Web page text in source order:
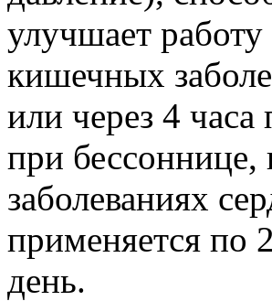
улучшает
кишечных
или через 4
при
заболеваниях
применяется по
день.